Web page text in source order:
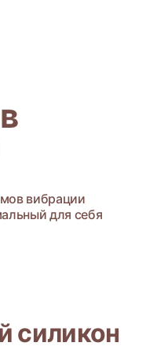
вибрации
для себя
силикон